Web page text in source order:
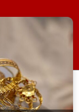
বদলে স্বর্ণের
স্বর্ণের দাম
[…]